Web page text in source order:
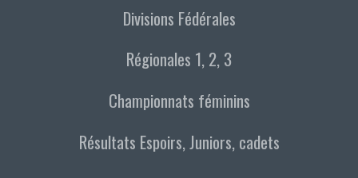
Divisions Fédérales
Régionales 1, 2, 3
Championnats féminins
Résultats Espoirs, Juniors, cadets